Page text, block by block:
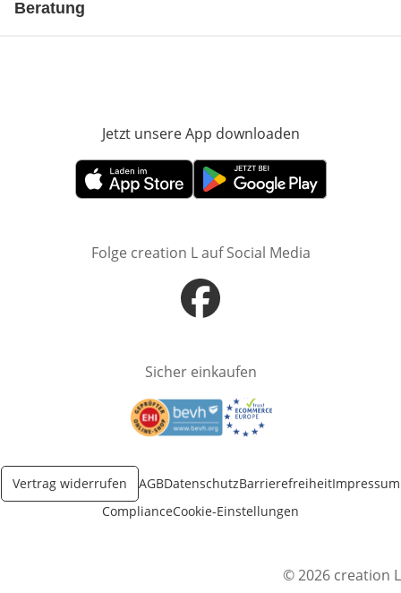
Beratung
Jetzt unsere App downloaden
Öffnet in neuem FensterÖffnet in neuem Fenster
Folge creation L auf Social Media
Öffnet in neuem Fenster
Sicher einkaufen
Öffnet in neuem FensterÖffnet in neuem Fenster
Vertrag widerrufen AGBDatenschutzBarrierefreiheitImpressum
ComplianceCookie-Einstellungen
© 2026 creation L